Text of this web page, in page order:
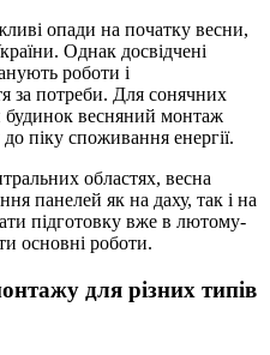
опади на початку весни,
Однак досвідчені
роботи і
за потреби. Для сонячних
будинок весняний монтаж
піку споживання енергії.
областях, весна
панелей як на даху, так і на
підготовку вже в лютому-
основні роботи.
для різних типів